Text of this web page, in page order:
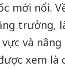
mới nổi.
trưởng,
và nâng
xem là